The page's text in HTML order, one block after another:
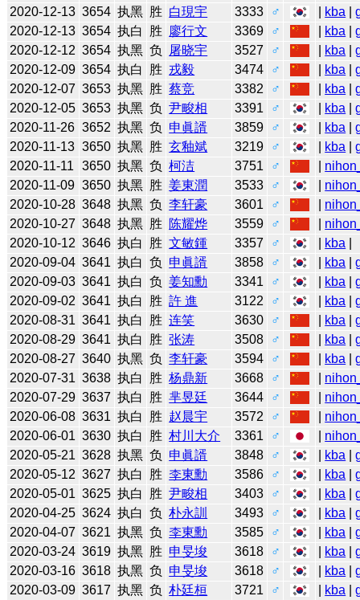
2020-12-13 3654 执黑 胜 白現宇 3333 ♂ kba |
2020-12-13 3654 执白 胜 廖行文 3369 ♂ kba |
2020-12-12 3654 执黑 负 屠晓宇 3527 ♂ kba |
2020-12-09 3654 执白 胜 戎毅 3474 ♂ kba |
2020-12-07 3653 执黑 胜 蔡竞 3382 ♂ kba |
2020-12-05 3653 执黑 负 尹畯相 3391 ♂ kba |
2020-11-26 3652 执黑 负 申眞諝 3859 ♂ kba |
2020-11-13 3650 执黑 胜 玄釉斌 3219 ♂ kba |
2020-11-11
3650 执黑 负 柯洁 3751 ♂
2020-11-09 3650 执黑 胜 姜東潤 3533 ♂
2020-10-28 3648 执黑 负 李轩豪 3601 ♂
2020-10-27 3648 执黑 胜 陈耀烨 3559 ♂
2020-10-12 3646 执白 胜 文敏鍾 3357 ♂ kba
2020-09-04 3641 执白 负 申眞諝 3858 ♂ kba |
2020-09-03 3641 执白 负 姜知勳 3341 ♂ kba |
2020-09-02 3641 执白 胜 許 進 3122 ♂ kba |
2020-08-31 3641 执白 胜 连笑 3630 ♂ kba |
2020-08-29 3641 执白 胜 张涛 3508 ♂ kba |
2020-08-27 3640 执黑 负 李轩豪 3594 ♂ kba |
2020-07-31 3638 执白 胜 杨鼎新 3668 ♂
2020-07-29 3637 执白 胜 芈昱廷 3644 ♂
2020-06-08 3631 执白 胜 赵晨宇 3572 ♂
2020-06-01 3630 执白 胜 村川大介 3361 ♂
2020-05-21 3628 执黑 负 申眞諝 3848 ♂ kba |
2020-05-12 3627 执白 胜 李東勳 3586 ♂ kba |
2020-05-01 3625 执白 胜 尹畯相 3403 ♂ kba |
2020-04-25 3624 执白 负 朴永訓 3493 ♂ kba |
2020-04-07 3621 执黑 负 李東勳 3585 ♂ kba |
2020-03-24 3619 执黑 胜 申旻埈 3618 ♂ kba |
2020-03-16 3618 执黑 负 申旻埈 3618 ♂ kba |
2020-03-09 3617 执黑 负 朴廷桓 3721 ♂ kba |